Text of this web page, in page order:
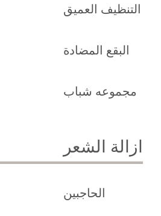
التنظيف العميق
البقع المضادة
مجموعه شباب
ازالة الشعر
الحاجبين